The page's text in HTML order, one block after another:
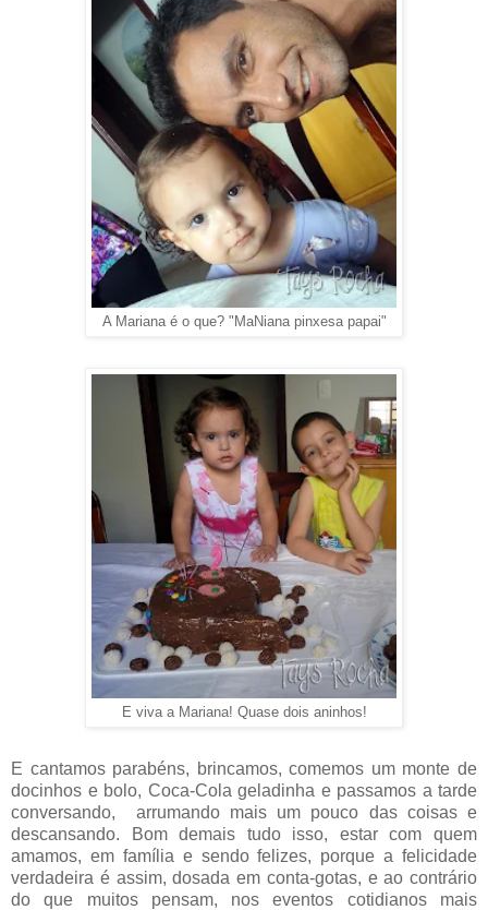
A Mariana é o que? "MaNiana pinxesa papai"
E viva a Mariana! Quase dois aninhos!
E cantamos parabéns, brincamos, comemos um monte de
docinhos e bolo, Coca-Cola geladinha e passamos a tarde
conversando, arrumando mais um pouco das coisas e
descansando. Bom demais tudo isso, estar com quem
amamos, em família e sendo felizes, porque a felicidade
verdadeira é assim, dosada em conta-gotas, e ao contrário
do que muitos pensam, nos eventos cotidianos mais